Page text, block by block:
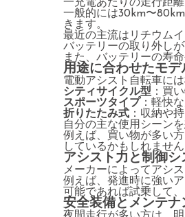
一充電あたりの走行距
一般的には30km〜
きます。
最近の主流はリチウム
バッテリーの取り外し
また、バッテリーの寿
用途に合わせたモデ
電動アシスト自転車に
シティサイクル型 ：買
スポーツタイプ ：軽快
折りたたみ式 ：収納や
自分の主な使用シーン
例えば、買い物が多い
しているかもしれません
アシスト力と制御
メーカーによってアシ
例えば、発進時に強い
可能であれば試乗して
安全装備とメンテナ